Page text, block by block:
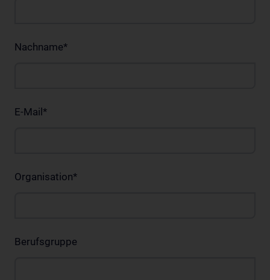
Nachname*
E-Mail *
Organisation*
Berufsgruppe